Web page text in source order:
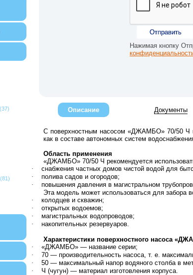
Отправить
Нажимая кнопку
Описание Документы
С поверхностным насосом «ДЖАМБО» 70/50 Ч
как в составе автономных систем
Область применения
«ДЖАМБО» 70/50 Ч рекомендуется
·
снабжения частных домов чистой водой для
·
полива садов и огородов;
·
повышения давления в магистральном
Эта модель может использоваться для забора
·
колодцев и скважин;
·
открытых водоемов;
·
магистральных водопроводов;
·
накопительных резервуаров.
Характеристики поверхностного насоса
·
«ДЖАМБО» — название серии;
·
70 — производительность насоса, т. е.
·
50 — максимальный напор водяного столба в
·
Ч (чугун) — материал изготовления корпуса.
(37)
(81)